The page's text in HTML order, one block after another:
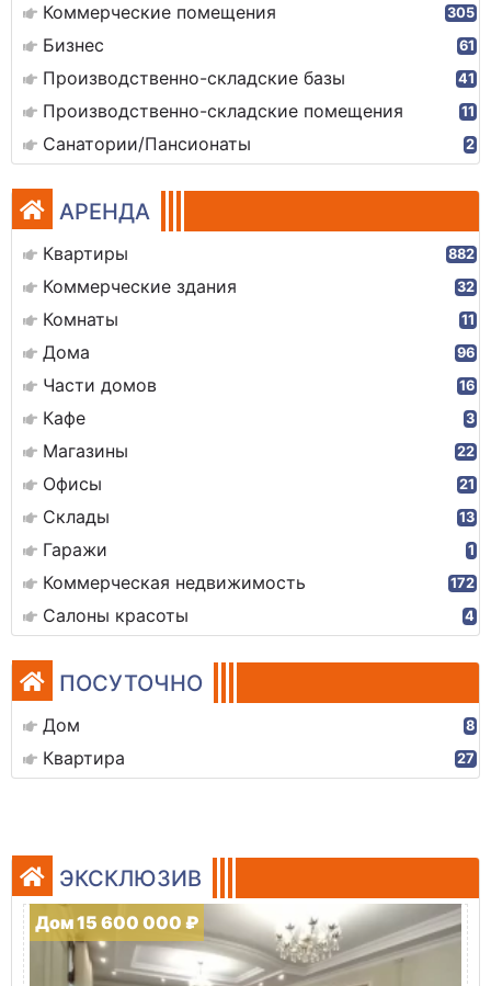
Коммерческие помещения 305
Бизнес 61
Производственно-складские базы 41
Производственно-складские помещения 11
Санатории/Пансионаты 2
АРЕНДА
Квартиры 882
Коммерческие здания 32
Комнаты 11
Дома 96
Части домов 16
Кафе 3
Магазины 22
Офисы 21
Склады 13
Гаражи 1
Коммерческая недвижимость 172
Салоны красоты 4
ПОСУТОЧНО
Дом 8
Квартира 27
ЭКСКЛЮЗИВ
Дом 15 600 000 ₽